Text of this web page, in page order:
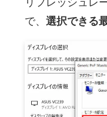
リフレッシュレ
で、 選択できる